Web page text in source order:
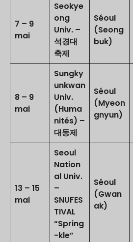
7 – 9
mai
Seokye
ong
Univ. –
석경대
축제
Séoul
(Seong
buk)
8 – 9
mai
Sungky
unkwan
Univ.
(Huma
nités) –
대동제
Séoul
(Myeon
gnyun)
13 – 15
mai
Seoul
Nation
al Univ.
–
SNUFES
TIVAL
“Spring
-kle”
Séoul
(Gwan
ak)